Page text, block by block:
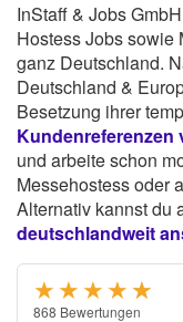
InStaff & Jobs
Hostess Jobs sowie
ganz Deutschland.
Deutschland &
Besetzung ihrer
Kundenreferenzen
und arbeite schon
Messehostess oder
Alternativ kannst du
deutschlandweit
★★★★★
★
868 Bewertungen